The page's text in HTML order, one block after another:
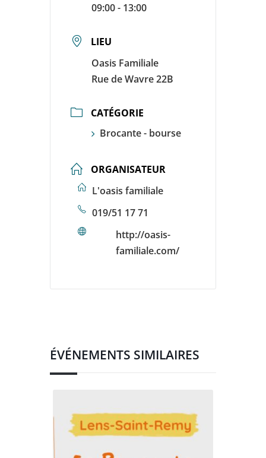
09:00 - 13:00
LIEU
Oasis Familiale
Rue de Wavre 22B
CATÉGORIE
Brocante - bourse
ORGANISATEUR
L'oasis familiale
019/51 17 71
http://oasis-
familiale.com/
ÉVÉNEMENTS SIMILAIRES